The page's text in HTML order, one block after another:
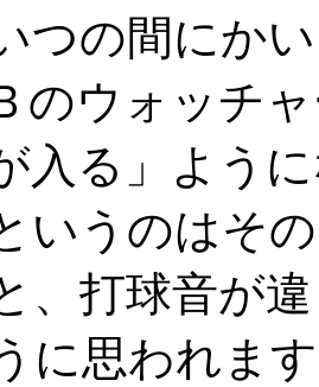
つの間にか
のウォッチ
入る」よう
いうのはそ
、打球音が
に思われま